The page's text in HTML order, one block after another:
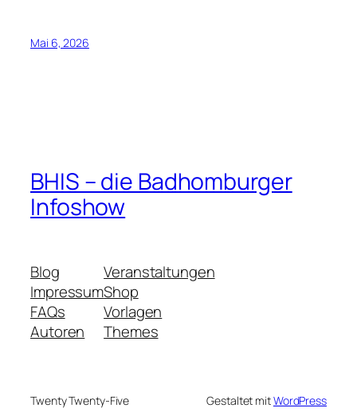
Mai 6, 2026
BHIS – die Badhomburger
Infoshow
Blog
Impressum
FAQs
Autoren
Veranstaltungen
Shop
Vorlagen
Themes
Twenty Twenty-Five Gestaltet mitWordPress